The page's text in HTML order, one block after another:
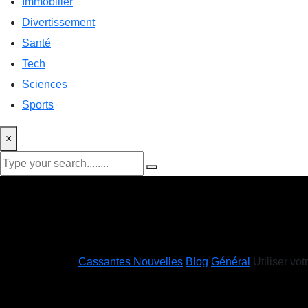
Divertissement
Santé
Tech
Sciences
Sports
×
Cassantes Nouvelles Blog Général Utiliser